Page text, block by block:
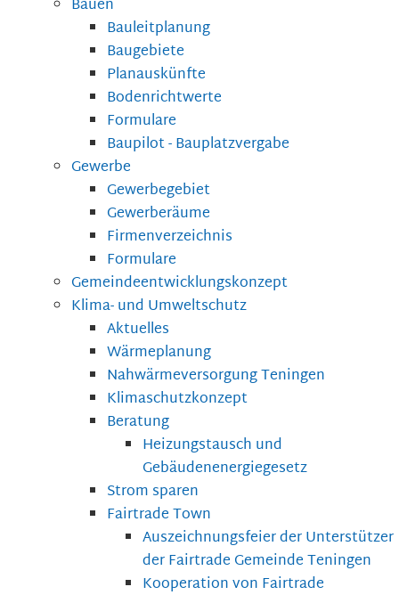
Bauen
Bauleitplanung
Baugebiete
Planauskünfte
Bodenrichtwerte
Formulare
Baupilot - Bauplatzvergabe
Gewerbe
Gewerbegebiet
Gewerberäume
Firmenverzeichnis
Formulare
Gemeindeentwicklungskonzept
Klima- und Umweltschutz
Aktuelles
Wärmeplanung
Nahwärmeversorgung Teningen
Klimaschutzkonzept
Beratung
Heizungstausch und
Gebäudenenergiegesetz
Strom sparen
Fairtrade Town
Auszeichnungsfeier der Unterstützer
der Fairtrade Gemeinde Teningen
Kooperation von Fairtrade